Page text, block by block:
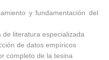
y fundamentación del
literatura especializada
de datos empíricos
completo de la tesina